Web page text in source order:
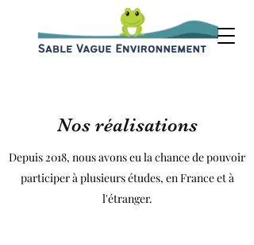
Nos réalisations
Depuis 2018, nous avons eu la chance de pouvoir
participer à plusieurs études, en France et à
l'étranger.